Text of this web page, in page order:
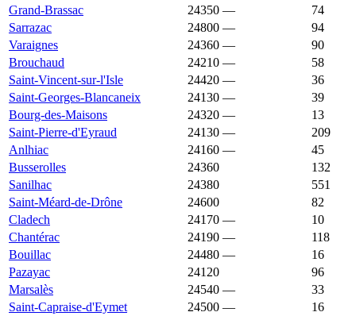
Grand-Brassac
24350 —
74
Sarrazac
24800 —
94
Varaignes
24360 —
90
Brouchaud
24210 —
58
Saint-Vincent-sur-l'Isle
24420 —
36
Saint-Georges-Blancaneix
24130 —
39
Bourg-des-Maisons
24320 —
13
Saint-Pierre-d'Eyraud
24130 —
209
Anlhiac
24160 —
45
Busserolles
24360
132
Sanilhac
24380
551
Saint-Méard-de-Drône
24600
82
Cladech
24170 —
10
Chantérac
24190 —
118
Bouillac
24480 —
16
Pazayac
24120
96
Marsalès
24540 —
33
Saint-Capraise-d'Eymet
24500 —
16